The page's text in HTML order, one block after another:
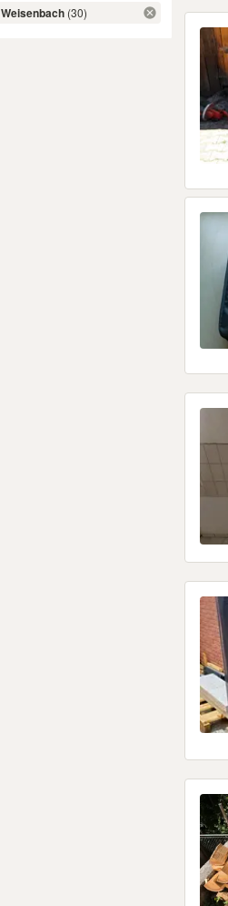
Weisenbach (30)